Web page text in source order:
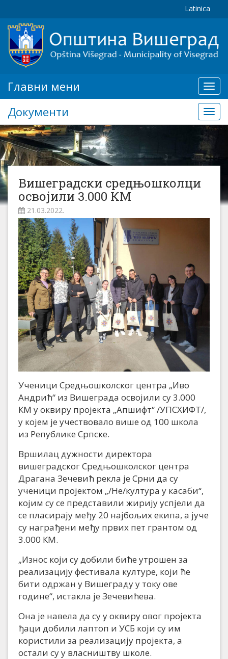
Latinica
мени
Главни мени
Документи
Вишеградски средњошколци
освојили 3.000 КМ
21.03.2022.
Ученици Средњошколског центра „Иво
Андрић“ из Вишеграда освојили су 3.000
КМ у оквиру пројекта „Апшифт“ /УПСХИФТ/,
у којем је учествовало више од 100 школа
из Републике Српске.
Вршилац дужности директора
вишеградског Средњошколског центра
Драгана Зечевић рекла је Срни да су
ученици пројектом „/Не/култура у касаби“,
којим су се представили жирију успјели да
се пласирају међу 20 најбољих екипа, а јуче
су награђени међу првих пет грантом од
3.000 КМ.
„Износ који су добили биће утрошен за
реализацију фестивала културе, који ће
бити одржан у Вишеграду у току ове
године“, истакла је Зечевићева.
Она је навела да су у оквиру овог пројекта
ђаци добили лаптоп и УСБ који су им
користили за реализацију пројекта, а
остали су у власништву школе.